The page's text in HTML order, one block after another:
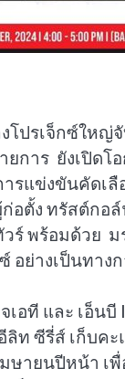
โปรเจ็กซ์ให
ยการ ยังเปิด
รแข่งขันคัดเ
อตั้ง ทรัสต์กอ
วร์ พร้อมด้วย
อย่างเป็นทา
อที และ เอ็น
ลิท ซีรี่ส์ เก็บค
ษายนปีหน้า เ